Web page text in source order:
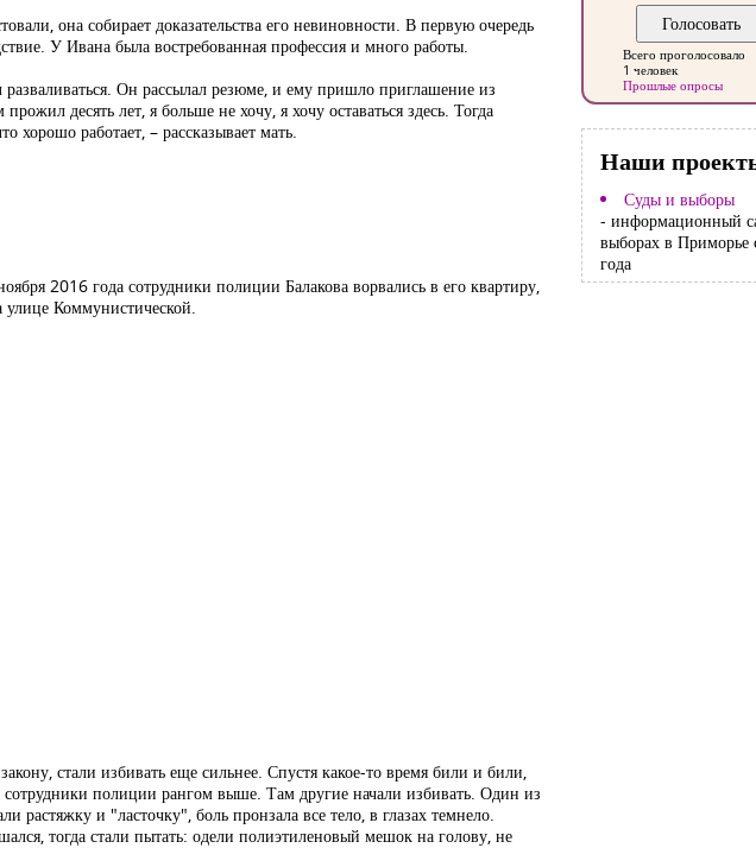
она собирает доказательства его невиновности. В первую очередь
У Ивана была востребованная профессия и много работы.
Он рассылал резюме, и ему пришло приглашение из
десять лет, я больше не хочу, я хочу оставаться здесь. Тогда
хорошо работает, – рассказывает мать.
2016 года сотрудники полиции Балакова ворвались в его квартиру,
улице Коммунистической.
стали избивать еще сильнее. Спустя какое-то время били и били,
сотрудники полиции рангом выше. Там другие начали избивать. Один из
растяжку и "ласточку", боль пронзала все тело, в глазах темнело.
тогда стали пытать: одели полиэтиленовый мешок на голову, не
Всего проголосовало
1 человек
Прошлые опросы
Наши
Суды и выборы
- информационный
выборах в Приморье
года